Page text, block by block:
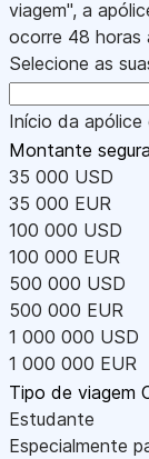
viagem", a
ocorre 48 horas
Selecione as
Início da apólice
Montante
35 000 USD
35 000 EUR
100 000 USD
100 000 EUR
500 000 USD
500 000 EUR
1 000 000 USD
1 000 000 EUR
Tipo de viagem
Estudante
Especialmente